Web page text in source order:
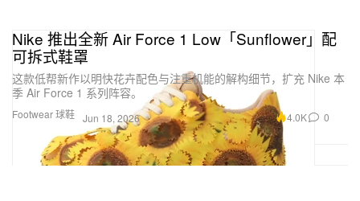
Footwear 球鞋
Nike 推出全新 Air Force 1 Low「Sunflower」配
可拆式鞋罩
这款低帮新作以明快花卉配色与注重机能的解构细节，扩充 Nike 本
季 Air Force 1 系列阵容。
Jun 18, 2026 4.0K 0